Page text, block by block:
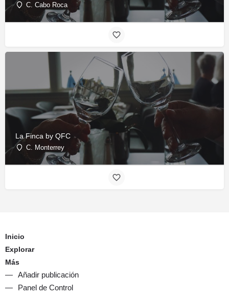
C. Cabo Roca
La Finca by QFC
C. Monterrey
Inicio
Explorar
Más
Añadir publicación
Panel de Control